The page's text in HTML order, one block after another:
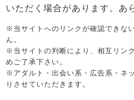
いただく場合があります。あ
※当サイトへのリンクが確認できな
ん。
※当サイトの判断により、相互リン
めご了承下さい。
※アダルト・出会い系・広告系・ネ
りさせていただきます。